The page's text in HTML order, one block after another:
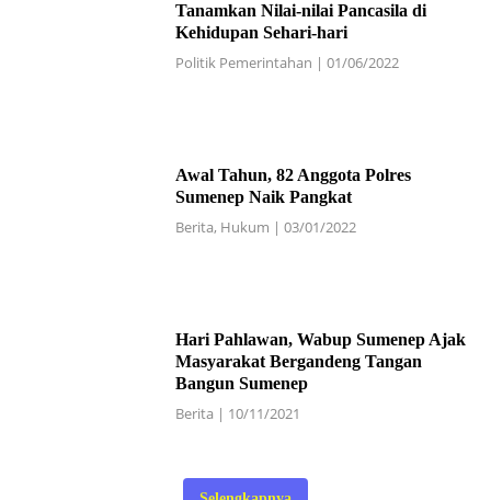
Tanamkan Nilai-nilai Pancasila di
Kehidupan Sehari-hari
Politik Pemerintahan | 01/06/2022
Awal Tahun, 82 Anggota Polres
Sumenep Naik Pangkat
Berita, Hukum | 03/01/2022
Hari Pahlawan, Wabup Sumenep Ajak
Masyarakat Bergandeng Tangan
Bangun Sumenep
Berita | 10/11/2021